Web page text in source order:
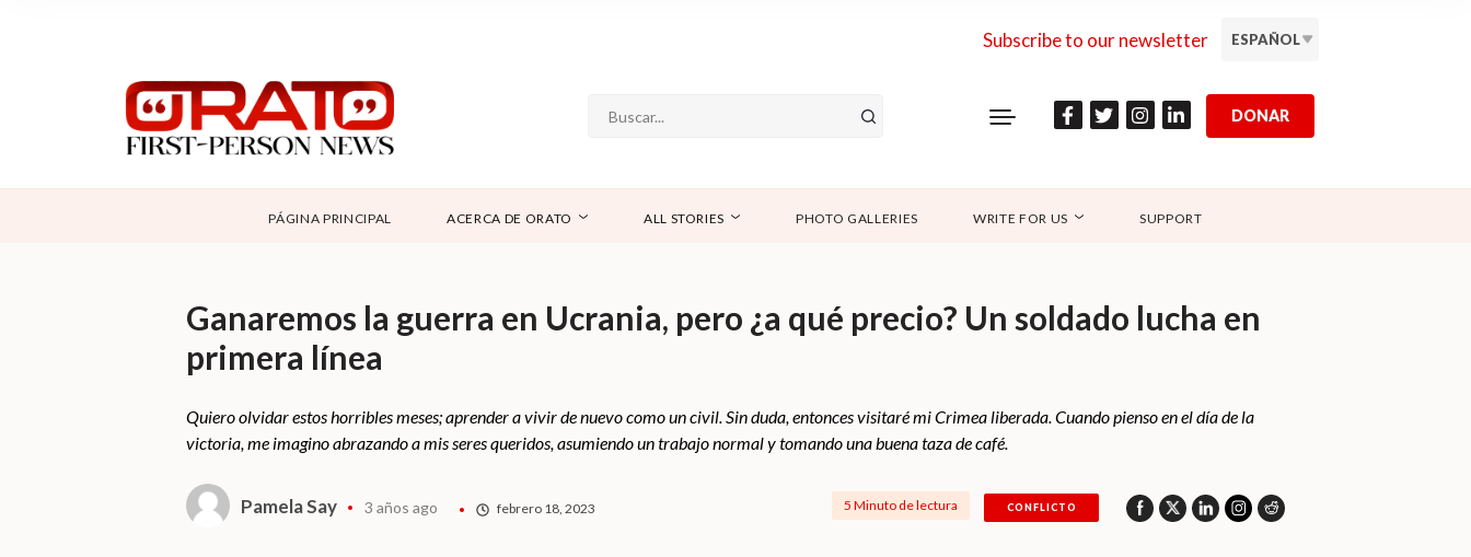
Subscribe to our newsletter ESPAÑOL
SUPPORT
CONTÁCTANOS
DONAR
PÁGINA PRINCIPAL ACERCA DE ORATO ALL STORIES PHOTO GALLERIES WRITE FOR US SUPPORT
Ganaremos la guerra en Ucrania, pero ¿a qué precio? Un soldado lucha en
primera línea
Quiero olvidar estos horribles meses; aprender a vivir de nuevo como un civil. Sin duda, entonces visitaré mi Crimea liberada. Cuando pienso en el día de la
victoria, me imagino abrazando a mis seres queridos, asumiendo un trabajo normal y tomando una buena taza de café.
Pamela Say 3 años ago febrero 18, 2023 5 Minuto de lectura CONFLICTO